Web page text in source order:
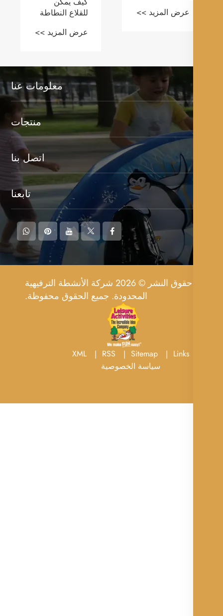
معلومات عنا
منتجات
اتصل بنا
تابعنا
حقوق النشر © 2026 شركة الأنشطة الترفيهية
المحدودة. جميع الحقوق محفوظة.
Sitemap
RSS
XML
سياسة الخصوصية